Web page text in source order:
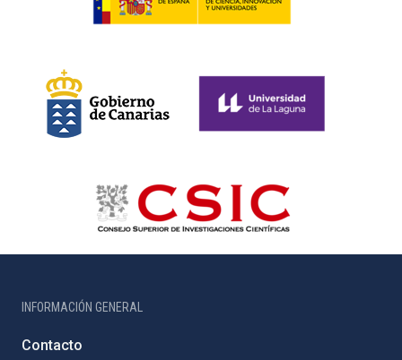
INFORMACIÓN GENERAL
Contacto